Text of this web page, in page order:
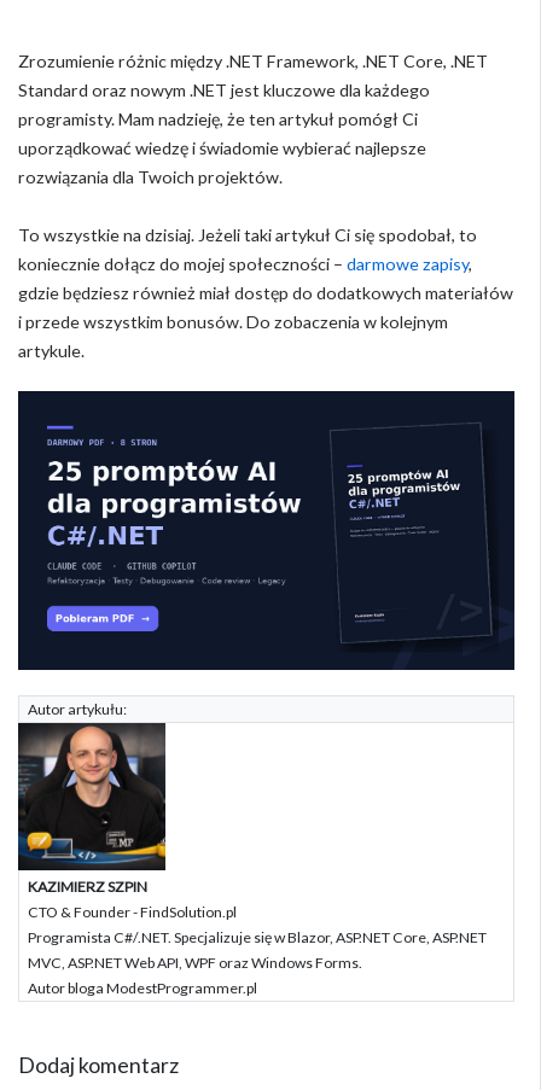
Zrozumienie różnic między .NET Framework, .NET Core, .NET
Standard oraz nowym .NET jest kluczowe dla każdego
programisty. Mam nadzieję, że ten artykuł pomógł Ci
uporządkować wiedzę i świadomie wybierać najlepsze
rozwiązania dla Twoich projektów.
To wszystkie na dzisiaj. Jeżeli taki artykuł Ci się spodobał, to
koniecznie dołącz do mojej społeczności – darmowe zapisy,
gdzie będziesz również miał dostęp do dodatkowych materiałów
i przede wszystkim bonusów. Do zobaczenia w kolejnym
artykule.
Autor artykułu:
KAZIMIERZ SZPIN
CTO & Founder - FindSolution.pl
Programista C#/.NET. Specjalizuje się w Blazor, ASP.NET Core, ASP.NET
MVC, ASP.NET Web API, WPF oraz Windows Forms.
Autor bloga ModestProgrammer.pl
Dodaj komentarz